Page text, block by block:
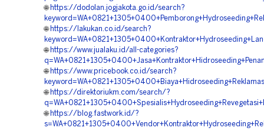
🌐 https://dodolan.jogjakota.go.id/search?
🌐 https://lakukan.co.id/search?
🌐 https://www.jualaku.id/all-categories?
🌐 https://www.pricebook.co.id/search?
🌐 https://direktoriukm.com/search/?
🌐 https://blog.fastwork.id/?